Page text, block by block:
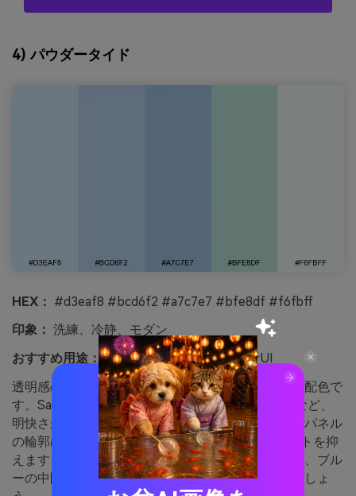
4) パウダータイド
HEX： #d3eaf8 #bcd6f2 #a7c7e7 #bfe8df #f6fbff
印象： 洗練、冷静、モダン
おすすめ用途：SaaSダッシュボードや分析UI
透明感のある涼しさがガラスの岸辺を流れるような配色で
す。SaaSダッシュボードや分析カード、設定画面など、
明快さが大切な場所におすすめ。テキストは濃紺、パネル
の輪郭は目立たない1pxボーダーにしてコントラストを抑
えます。ヒント：グリーン系はサクセスステートに、ブル
ーの中間色は主なアクションに使い意味を統一しましょ